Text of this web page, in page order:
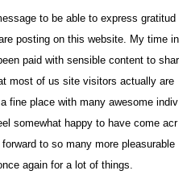
to be able to express gratitud
posting on this website. My time in
paid with sensible content to shar
most of us site visitors actually are
fine place with many awesome indiv
somewhat happy to have come acr
to so many more pleasurable
again for a lot of things.